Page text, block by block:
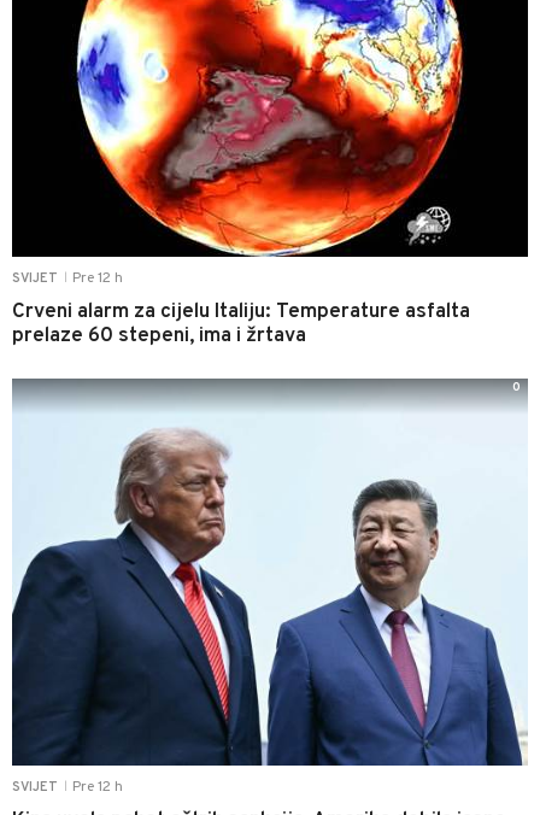
SVIJET Pre 12 h
Crveni alarm za cijelu Italiju: Temperature asfalta
prelaze 60 stepeni, ima i žrtava
SVIJET Pre 12 h
0